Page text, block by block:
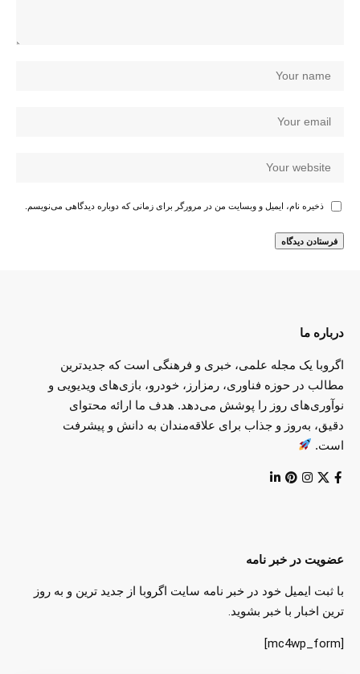
ذخیره نام، ایمیل و وبسایت من در مرورگر برای زمانی که دوباره دیدگاهی می‌نویسم.
درباره ما
اگروبا یک مجله علمی، خبری و فرهنگی است که جدیدترین
مطالب در حوزه فناوری، رمزارز، خودرو، بازی‌های ویدیویی و
نوآوری‌های روز را پوشش می‌دهد. هدف ما ارائه محتوای
دقیق، به‌روز و جذاب برای علاقه‌مندان به دانش و پیشرفت
است.
عضویت در خبر نامه
با ثبت ایمیل خود در خبر نامه سایت اگروبا از جدید ترین و به روز
ترین اخبار با خبر بشوید.
[mc4wp_form]